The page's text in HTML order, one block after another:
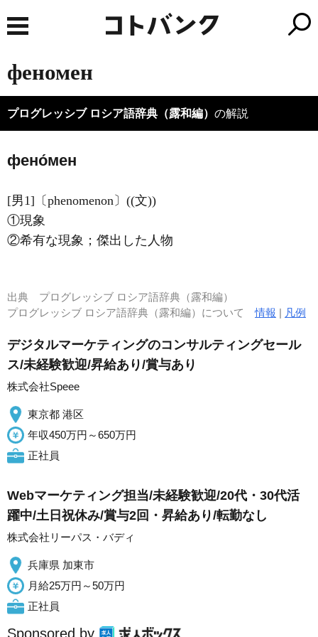
феномен
プログレッシブ ロシア語辞典（露和編） の解説
фено́мен
[男1]〔phenomenon〕((文))
①現象
②希有な現象；傑出した人物
出典 プログレッシブ ロシア語辞典（露和編）
プログレッシブ ロシア語辞典（露和編）について情報 | 凡例
デジタルマーケティングのコンサルティングセール
ス/未経験歓迎/昇給あり/賞与あり
株式会社Speee
東京都 港区
年収450万円～650万円
正社員
Webマーケティング担当/未経験歓迎/20代・30代活
躍中/土日祝休み/賞与2回・昇給あり/転勤なし
株式会社リーパス・バディ
兵庫県 加東市
月給25万円～50万円
正社員
Sponsored by